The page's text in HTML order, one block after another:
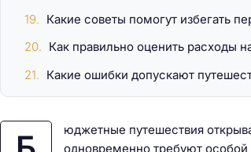
юджетные путешествия
одновременно требуют
Какие советы помогут избегать
Как правильно оценить расходы
Какие ошибки допускают